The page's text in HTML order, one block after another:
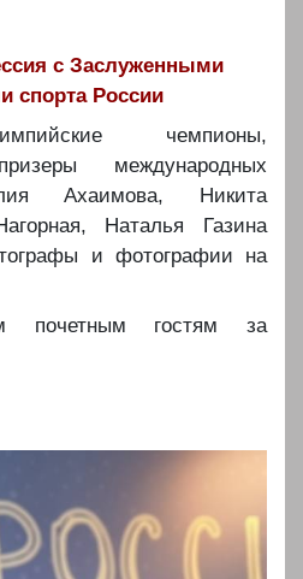
с Заслуженными
спорта России
чемпионы,
международных
Ахаимова, Никита
Наталья Газина
и фотографии на
почетным гостям за